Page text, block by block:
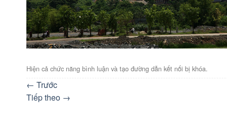
Hiện cả chức năng bình luận và tạo đường dẫn kết nối bị khóa.
← Trước
Tiếp theo →